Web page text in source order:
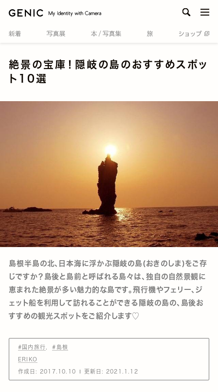
絶景の宝庫！隠岐の島のおすすめスポッ
ト10選
島根半島の北、日本海に浮かぶ隠岐の島(おきのしま)をご存
じですか？島後と島前と呼ばれる島々は、独自の自然景観に
恵まれた絶景が多い魅力的な島です。飛行機やフェリー、ジ
ェット船を利用して訪れることができる隠岐の島の、島後お
すすめの観光スポットをご紹介します♡
#国内旅行 #島根
ERIKO
作成日: 2017.10.10 更新日: 2021.1.12